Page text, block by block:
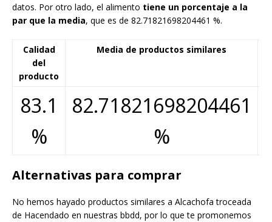
datos. Por otro lado, el alimento tiene un porcentaje a la
par que la media, que es de 82.71821698204461 %.
Calidad
del
producto
Media de productos similares
83.1
%
82.71821698204461
%
Alternativas para comprar
No hemos hayado productos similares a Alcachofa troceada
de Hacendado en nuestras bbdd, por lo que te promonemos